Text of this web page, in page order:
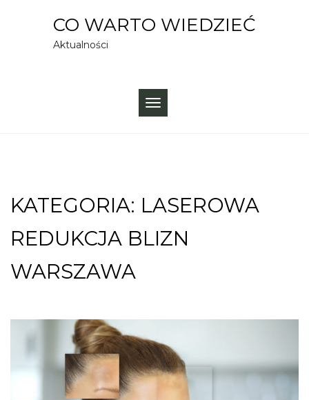
CO WARTO WIEDZIEĆ
Aktualności
TOGGLE
KATEGORIA: LASEROWA
REDUKCJA BLIZN
WARSZAWA